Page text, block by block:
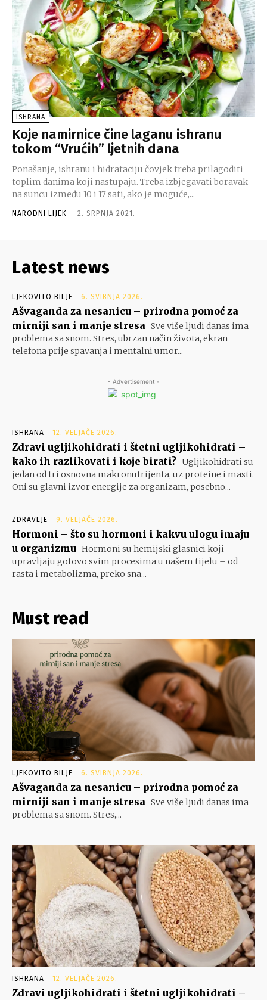
ISHRANA
Koje namirnice čine laganu ishranu
tokom “Vrućih” ljetnih dana
Ponašanje, ishranu i hidrataciju čovjek treba prilagoditi
toplim danima koji nastupaju. Treba izbjegavati boravak
na suncu između 10 i 17 sati, ako je moguće,...
NARODNI LIJEK - 2. SRPNJA 2021.
Latest news
LJEKOVITO BILJE 6. SVIBNJA 2026.
Ašvaganda za nesanicu – prirodna pomoć za
mirniji san i manje stresa Sve više ljudi danas ima
problema sa snom. Stres, ubrzan način života, ekran
telefona prije spavanja i mentalni umor...
- Advertisement -
ISHRANA 12. VELJAČE 2026.
Zdravi ugljikohidrati i štetni ugljikohidrati –
kako ih razlikovati i koje birati? Ugljikohidrati su
jedan od tri osnovna makronutrijenta, uz proteine i masti.
Oni su glavni izvor energije za organizam, posebno...
ZDRAVLJE 9. VELJAČE 2026.
Hormoni – što su hormoni i kakvu ulogu imaju
u organizmu Hormoni su hemijski glasnici koji
upravljaju gotovo svim procesima u našem tijelu – od
rasta i metabolizma, preko sna...
Must read
LJEKOVITO BILJE 6. SVIBNJA 2026.
Ašvaganda za nesanicu – prirodna pomoć za
mirniji san i manje stresa Sve više ljudi danas ima
problema sa snom. Stres,...
ISHRANA 12. VELJAČE 2026.
Zdravi ugljikohidrati i štetni ugljikohidrati –